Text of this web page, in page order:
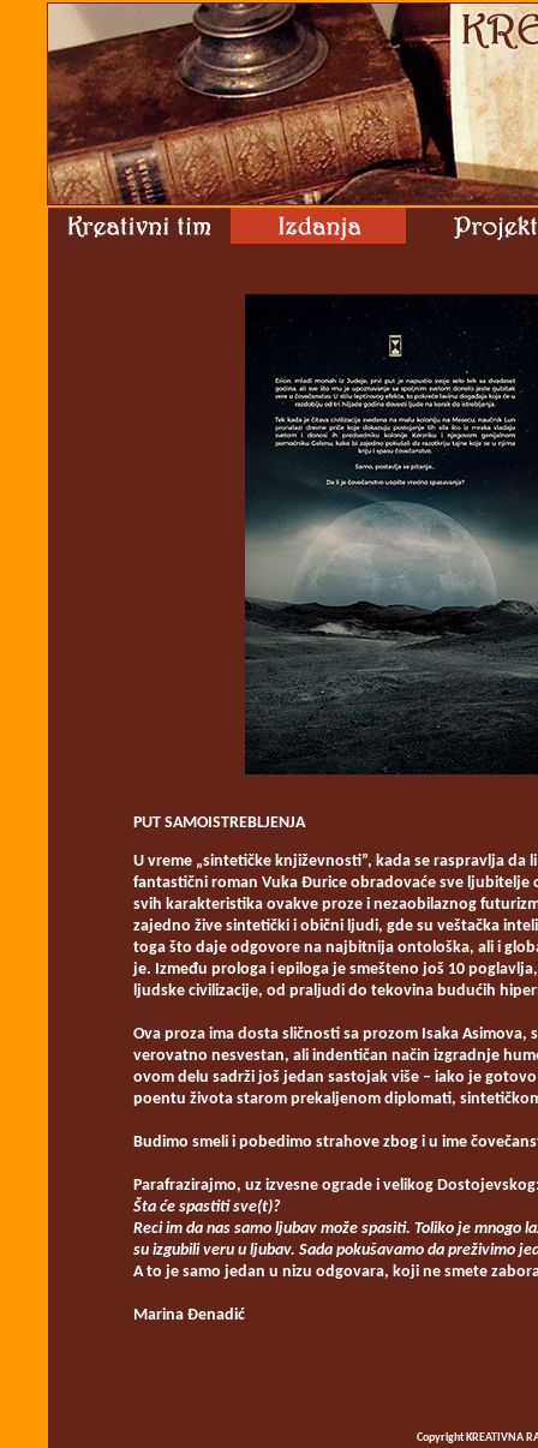
PUT SAMOISTREBLJENJA
U vreme „sintetičke književnosti”, kada se raspravlja
fantastični roman Vuka Đurice obradovaće sve
svih karakteristika ovakve proze i nezaobilaznog
zajedno žive sintetički i obični ljudi, gde su veštačka
toga što daje odgovore na najbitnija ontološka, ali i
je. Između prologa i epiloga je smešteno još 10
ljudske civilizacije, od praljudi do tekovina budućih
Ova proza ima dosta sličnosti sa prozom Isaka
verovatno nesvestan, ali indentičan način izgradnje
ovom delu sadrži još jedan sastojak više ‒ iako je
poentu života starom prekaljenom diplomati,
Budimo smeli i pobedimo strahove zbog i u ime
Parafrazirajmo, uz izvesne ograde i velikog
Šta će spastiti sve(t)?
Reci im da nas samo ljubav može spasiti. Toliko je
su izgubili veru u ljubav. Sada pokušavamo da preživimo
A to je samo jedan u nizu odgovara, koji ne smete
Marina Đenadić
Copyright KREATIVNA